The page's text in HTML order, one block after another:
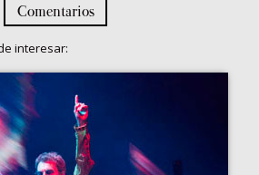
Comentarios
interesar: